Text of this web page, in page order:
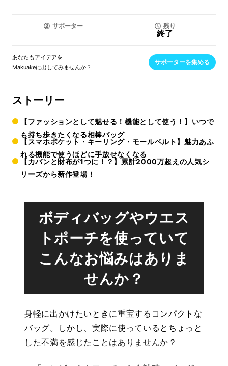
サポーター 残り
終了
あなたもアイデアを
Makuakeに出してみませんか？
サポーターを集める
ストーリー
【ファッションとして魅せる！機能として使う！】いつで
も持ち歩きたくなる相棒バッグ
【スマホポケット・キーリング・モールベルト】魅力あふ
れる機能で使うほどに手放せなくなる
【カバンと財布が1つに！？】累計2000万超えの人気シ
リーズから新作登場！
ボディバッグやウエス
トポーチを使っていて
こんなお悩みはありま
せんか？
身軽に出かけたいときに重宝するコンパクトな
バッグ。しかし、実際に使っているとちょっと
した不満を感じたことはありませんか？